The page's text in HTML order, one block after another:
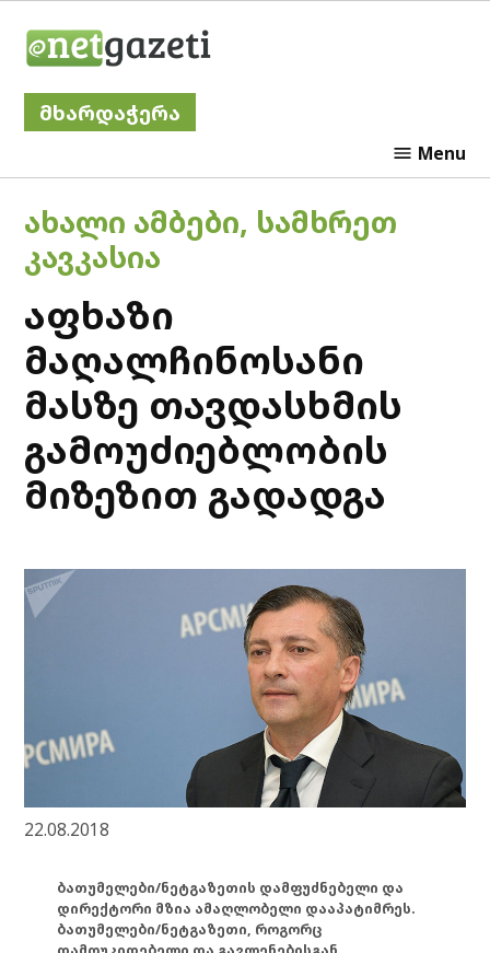
მხარდაჭერა
Menu
POSTED
IN
ᲐᲮᲐᲚᲘ ᲐᲛᲑᲔᲑᲘ, ᲡᲐᲛᲮᲠᲔᲗ
ᲙᲐᲕᲙᲐᲡᲘᲐ
აფხაზი
მაღალჩინოსანი
მასზე თავდასხმის
გამოუძიებლობის
მიზეზით გადადგა
22.08.2018
ბათუმელები/ნეტგაზეთის დამფუძნებელი და
დირექტორი მზია ამაღლობელი დააპატიმრეს.
ბათუმელები/ნეტგაზეთი, როგორც